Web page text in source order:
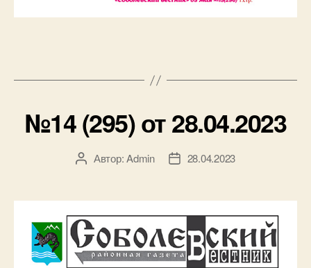
№14 (295) от 28.04.2023
АвторАвтор:Admin
Дата28.04.2023